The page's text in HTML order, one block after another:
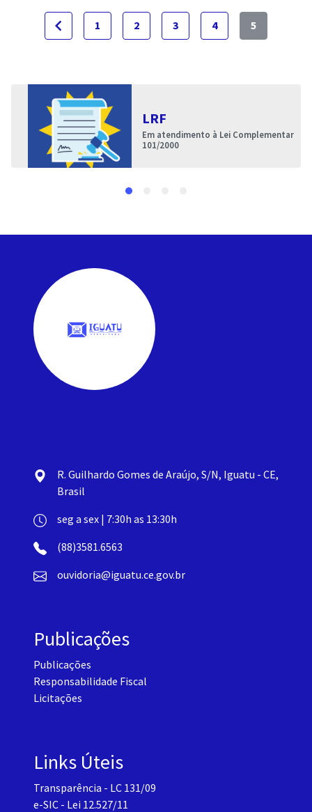
navigate_before 1 2 3 4 5
LRF
Em atendimento à Lei Complementar
101/2000
R. Guilhardo Gomes de Araújo, S/N, Iguatu - CE,
Brasil
seg a sex | 7:30h as 13:30h
(88)3581.6563
ouvidoria@iguatu.ce.gov.br
Publicações
Publicações
Responsabilidade Fiscal
Licitações
Links Úteis
Transparência - LC 131/09
e-SIC - Lei 12.527/11